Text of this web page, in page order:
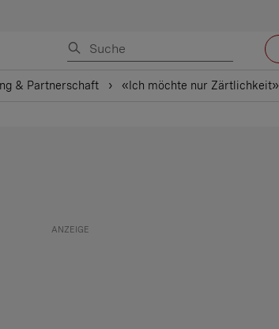
& Partnerschaft «Ich möchte nur Zärtlichkeit»